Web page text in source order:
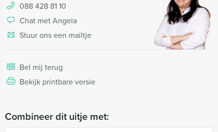
088 428 81 10
Chat met Angela
Stuur ons een mailtje
Bel mij terug
Bekijk printbare versie
Combineer dit uitje met: